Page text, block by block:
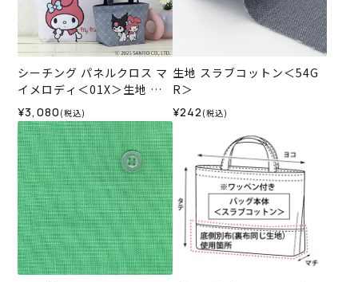
シーチング パネルクロス マ
イメロディ＜01X＞生地 ホ
ビーラホビーレデザインコ
レクション
¥3,080 (税込)
生地 スラブコットン＜54G
R＞
¥242 (税込)